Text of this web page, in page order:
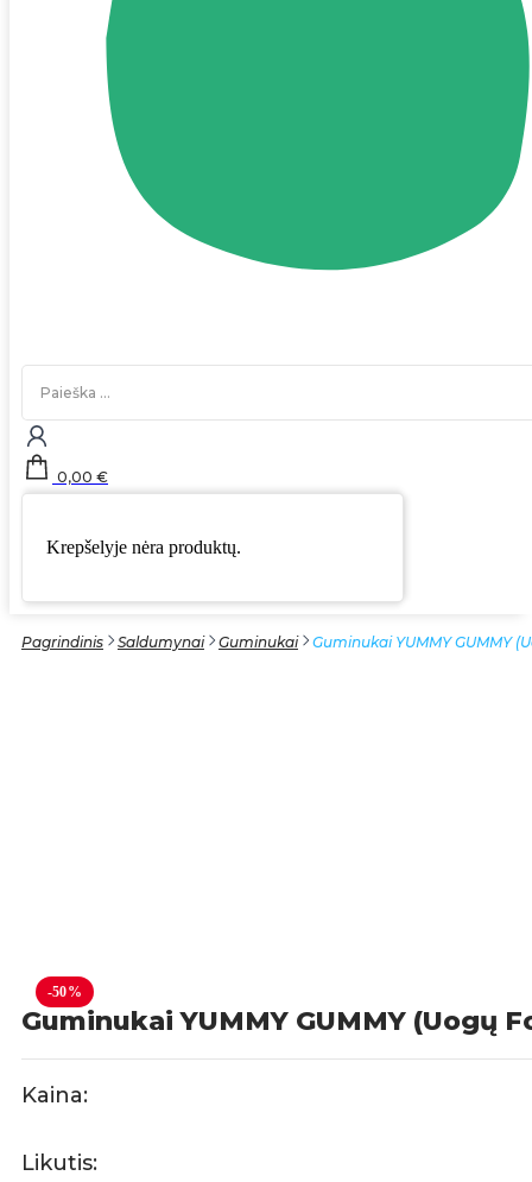
Search
0,00 €
Krepšelyje nėra produktų.
Pagrindinis Saldumynai Guminukai Guminukai YUMMY GUMMY
-50%
Guminukai YUMMY GUMMY (Uogų
Kaina:
Likutis: